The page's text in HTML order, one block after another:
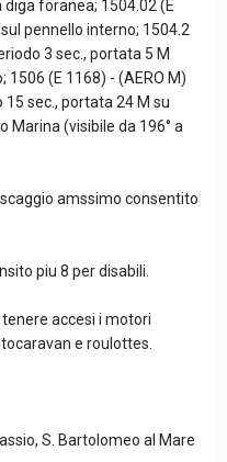
foranea; 1504.02 (E
pennello interno; 1504.2
3 sec., portata 5 M
(E 1168) - (AERO M)
sec., portata 24 M su
Marina (visibile da 196° a
amssimo consentito
piu 8 per disabili.
accesi i motori
e roulottes.
S. Bartolomeo al Mare